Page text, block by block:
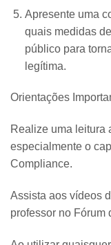
Apresente uma
quais medidas
público para
legítima.
Orientações
Realize uma leitura
especialmente o
Compliance.
Assista aos vídeos
professor no Fórum